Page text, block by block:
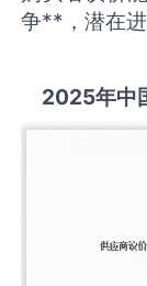
争**，潜在
2025年中